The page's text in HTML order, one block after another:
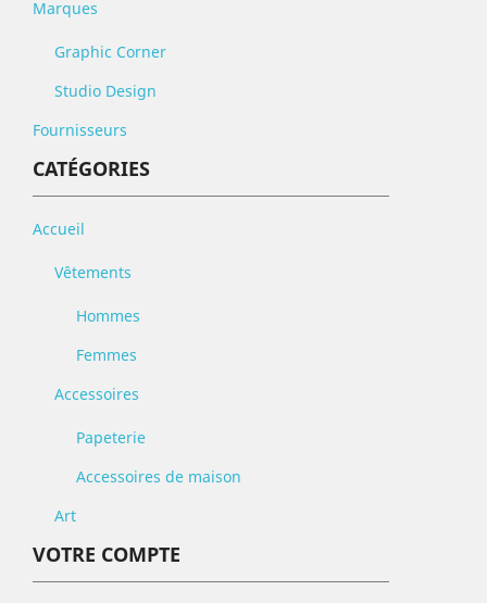
Marques
Graphic Corner
Studio Design
Fournisseurs
CATÉGORIES
Accueil
Vêtements
Hommes
Femmes
Accessoires
Papeterie
Accessoires de maison
Art
VOTRE COMPTE